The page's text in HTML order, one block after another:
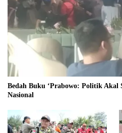
Bedah Buku ‘Prabowo: Politik Akal
Nasional